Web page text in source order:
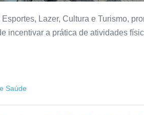
Lazer, Cultura e Turismo,
incentivar a prática de atividades
Saúde